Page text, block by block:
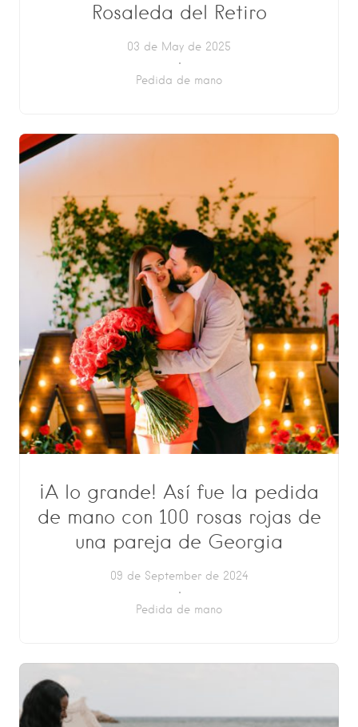
Rosaleda del Retiro
03 de May de 2025
Pedida de mano
¡A lo grande! Así fue la pedida
de mano con 100 rosas rojas de
una pareja de Georgia
09 de September de 2024
Pedida de mano